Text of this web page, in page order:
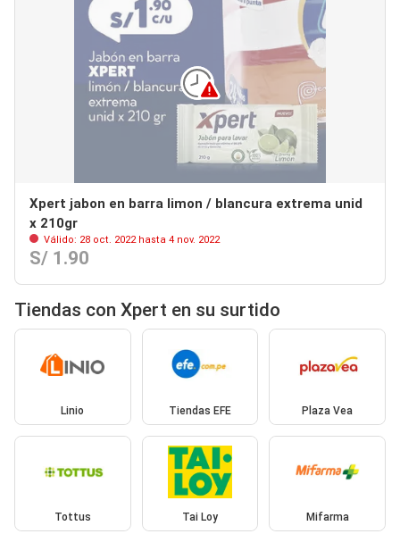
Xpert jabon en barra limon / blancura extrema unid
x 210gr
Válido: 28 oct. 2022 hasta 4 nov. 2022
S/ 1.90
Tiendas con Xpert en su surtido
Linio Tiendas EFE Plaza Vea
Tottus Tai Loy Mifarma